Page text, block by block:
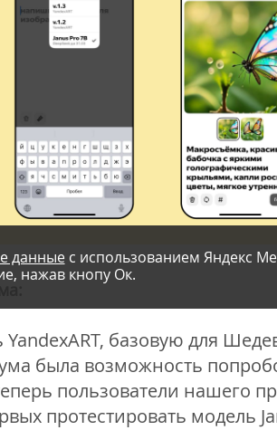
базовую для
была возможность
пользователи нашего
протестировать модель
данныес использованием Яндекс
нажав кнопу Ок.